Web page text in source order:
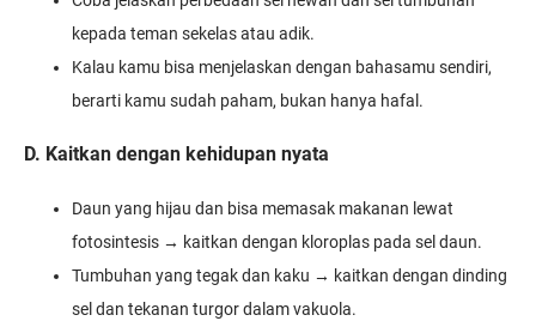
kepada teman sekelas atau adik.
Kalau kamu bisa menjelaskan dengan bahasamu sendiri,
berarti kamu sudah paham, bukan hanya hafal.
D. Kaitkan dengan kehidupan nyata
Daun yang hijau dan bisa memasak makanan lewat
fotosintesis → kaitkan dengan kloroplas pada sel daun.
Tumbuhan yang tegak dan kaku → kaitkan dengan dinding
sel dan tekanan turgor dalam vakuola.